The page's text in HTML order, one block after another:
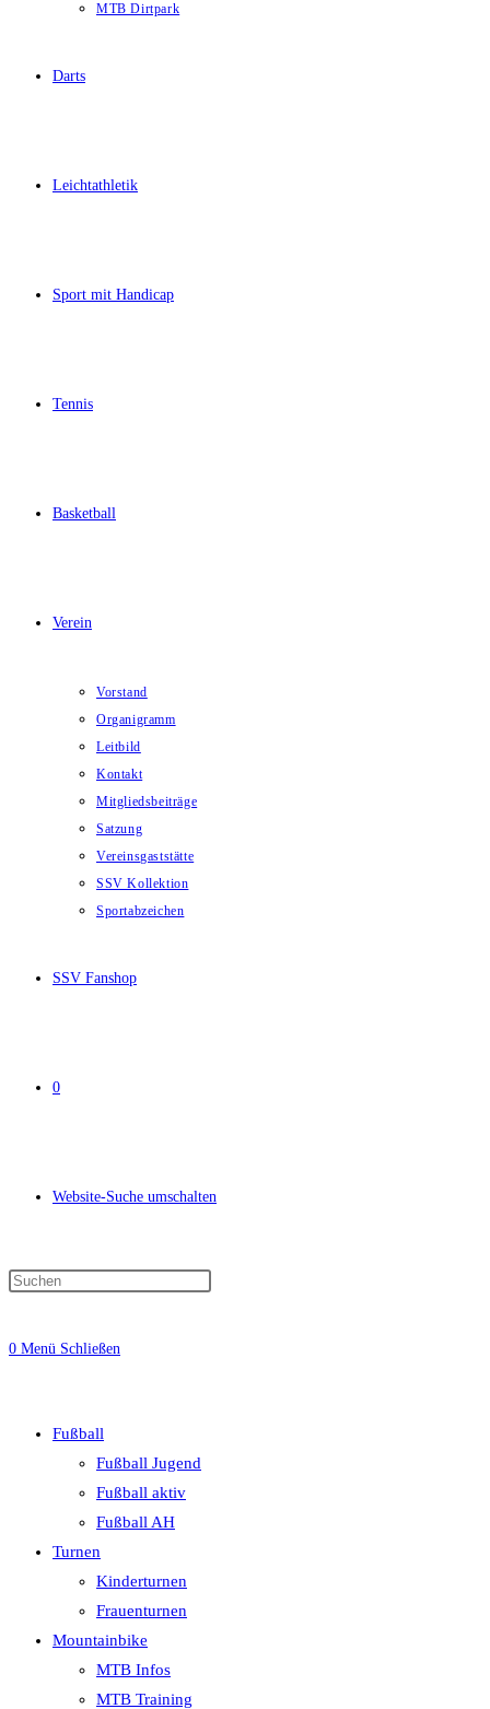
MTB Dirtpark
Darts
Leichtathletik
Sport mit Handicap
Tennis
Basketball
Verein
Vorstand
Organigramm
Leitbild
Kontakt
Mitgliedsbeiträge
Satzung
Vereinsgaststätte
SSV Kollektion
Sportabzeichen
SSV Fanshop
0
Website-Suche umschalten
0 Menü Schließen
Fußball
Fußball Jugend
Fußball aktiv
Fußball AH
Turnen
Kinderturnen
Frauenturnen
Mountainbike
MTB Infos
MTB Training